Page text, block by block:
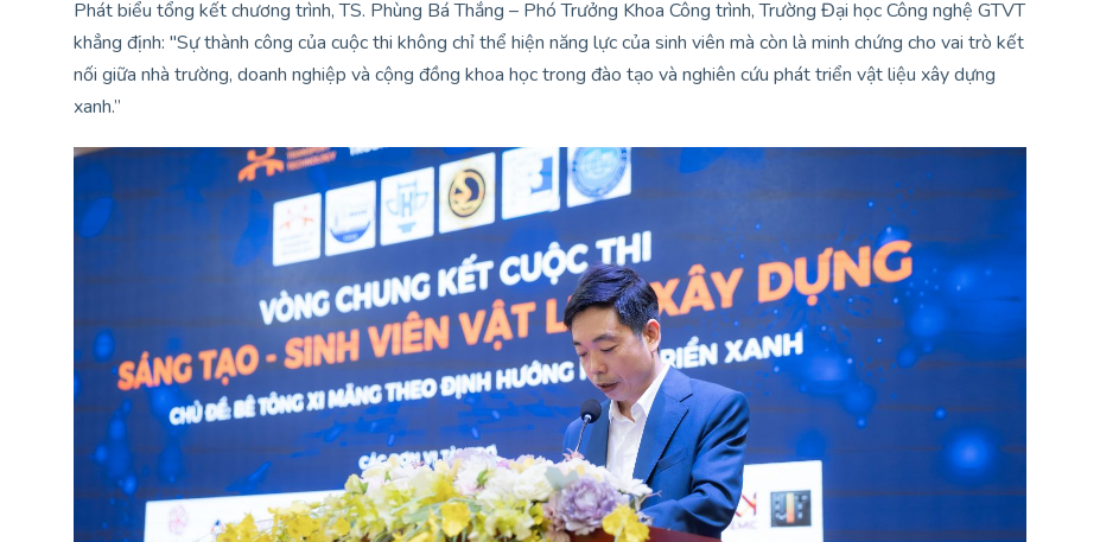
Phát biểu tổng kết chương trình, TS. Phùng Bá Thắng – Phó Trưởng Khoa Công trình, Trường Đại học Công nghệ GTVT
khẳng định: "Sự thành công của cuộc thi không chỉ thể hiện năng lực của sinh viên mà còn là minh chứng cho vai trò kết
nối giữa nhà trường, doanh nghiệp và cộng đồng khoa học trong đào tạo và nghiên cứu phát triển vật liệu xây dựng
xanh.”